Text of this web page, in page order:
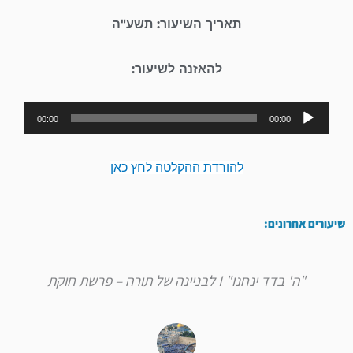
תאריך השיעור: תשע"ה
להאזנה לשיעור:
נגן
אודיו
00:00
00:00
להורדת ההקלטה לחץ כאן
שיעורים אחרונים:
"ה' בדד ינחנו" I לבניינה של תורה – פרשת חוקת